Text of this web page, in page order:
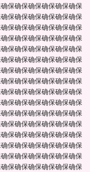
保确保确保确保确保确保
保确保确保确保确保确保
保确保确保确保确保确保
保确保确保确保确保确保
保确保确保确保确保确保
保确保确保确保确保确保
保确保确保确保确保确保
保确保确保确保确保确保
保确保确保确保确保确保
保确保确保确保确保确保
保确保确保确保确保确保
保确保确保确保确保确保
保确保确保确保确保确保
保确保确保确保确保确保
保确保确保确保确保确保
保确保确保确保确保确保